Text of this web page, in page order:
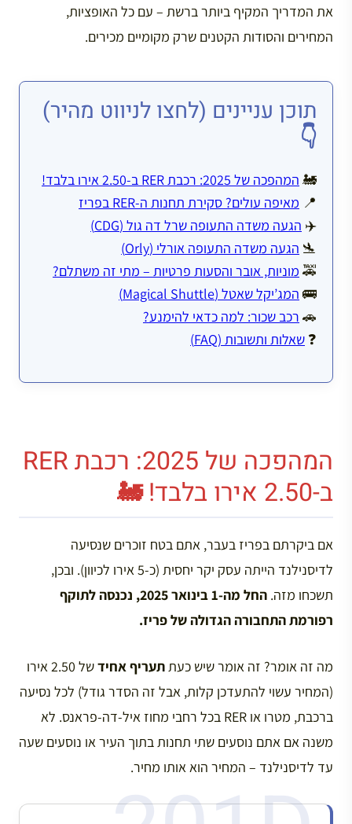
את המדריך המקיף ביותר ברשת – עם כל האופציות,
המחירים והסודות הקטנים שרק מקומיים מכירים.
תוכן עניינים (לחצו לניווט מהיר)
👇
🚂 המהפכה של 2025: רכבת RER ב-2.50 אירו בלבד!
📍 מאיפה עולים? סקירת תחנות ה-RER בפריז
✈️ הגעה משדה התעופה שרל דה גול (CDG)
🛬 הגעה משדה התעופה אורלי (Orly)
🚕 מוניות, אובר והסעות פרטיות – מתי זה משתלם?
🚌 המג’יקל שאטל (Magical Shuttle)
🚗 רכב שכור: למה כדאי להימנע?
❓ שאלות ותשובות (FAQ)
המהפכה של 2025: רכבת RER
ב-2.50 אירו בלבד! 🚂
אם ביקרתם בפריז בעבר, אתם בטח זוכרים שנסיעה
לדיסנילנד הייתה עסק יקר יחסית (כ-5 אירו לכיוון). ובכן,
תשכחו מזה.
החל מה-1 בינואר 2025, נכנסה לתוקף
רפורמת התחבורה הגדולה של פריז.
מה זה אומר? זה אומר שיש כעתתעריף אחיד
של 2.50 אירו
(המחיר עשוי להתעדכן קלות, אבל זה הסדר גודל) לכל נסיעה
ברכבת, מטרו או RER בכל רחבי מחוז איל-דה-פראנס. לא
משנה אם אתם נוסעים שתי תחנות בתוך העיר או נוסעים שעה
עד לדיסנילנד – המחיר הוא אותו מחיר.